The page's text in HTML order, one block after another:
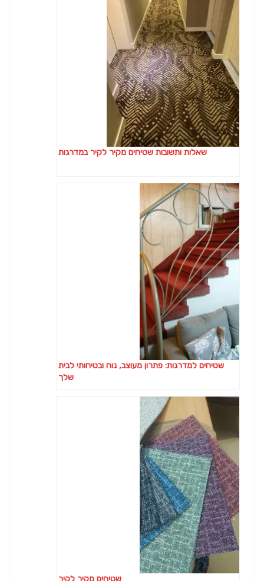
שאלות ותשובות שטיחים מקיר לקיר במדרגות
שטיחים למדרגות: פתרון מעוצב, נוח ובטיחותי לבית
שלך
שטיחים מקיר לקיר